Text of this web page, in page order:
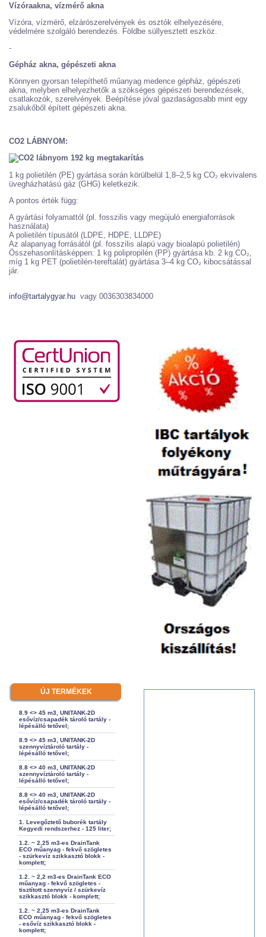
Vízóraakna, vízmérő akna
Vízóra, vízmérő, elzárószerelvények és osztók elhelyezésére,
védelmére szolgáló berendezés. Földbe süllyesztett eszköz.
-
Gépház akna, gépészeti akna
Könnyen gyorsan telepíthető műanyag medence gépház, gépészeti
akna, melyben elhelyezhetők a szökséges gépészeti berendezések,
csatlakozók, szerelvények. Beépítése jóval gazdaságosabb mint egy
zsalukőből épített gépészeti akna.
CO2 LÁBNYOM:
1 kg polietilén (PE) gyártása során körülbelül 1,8–2,5 kg CO₂ ekvivalens
üvegházhatású gáz (GHG) keletkezik.
A pontos érték függ:
A gyártási folyamattól (pl. fosszilis vagy megújuló energiaforrások
használata)
A polietilén típusától (LDPE, HDPE, LLDPE)
Az alapanyag forrásától (pl. fosszilis alapú vagy bioalapú polietilén)
Összehasonlításképpen: 1 kg polipropilén (PP) gyártása kb. 2 kg CO₂,
míg 1 kg PET (polietilén-tereftalát) gyártása 3–4 kg CO₂ kibocsátással
jár.
info@tartalygyar.hu vagy 0036303834000
ÚJ TERMÉKEK
8.9 <> 45 m3, UNITANK-2D
esővíz/csapadék tároló tartály -
lépésálló tetővel;
8.9 <> 45 m3, UNITANK-2D
szennyvíztároló tartály -
lépésálló tetővel;
8.8 <> 40 m3, UNITANK-2D
szennyvíztároló tartály -
lépésálló tetővel;
8.8 <> 40 m3, UNITANK-2D
esővíz/csapadék tároló tartály -
lépésálló tetővel;
1. Levegőztető buborék tartály
Kegyedi rendszerhez - 125 liter;
1.2. ~ 2,25 m3-es DrainTank
ECO műanyag - fekvő szögletes
- szürkevíz szikkasztó blokk -
komplett;
1.2. ~ 2,2 m3-es DrainTank ECO
műanyag - fekvő szögletes -
tisztított szennyvíz / szürkevíz
szikkasztó blokk - komplett;
1.2. ~ 2,25 m3-es DrainTank
ECO műanyag - fekvő szögletes
- esővíz szikkasztó blokk -
komplett;